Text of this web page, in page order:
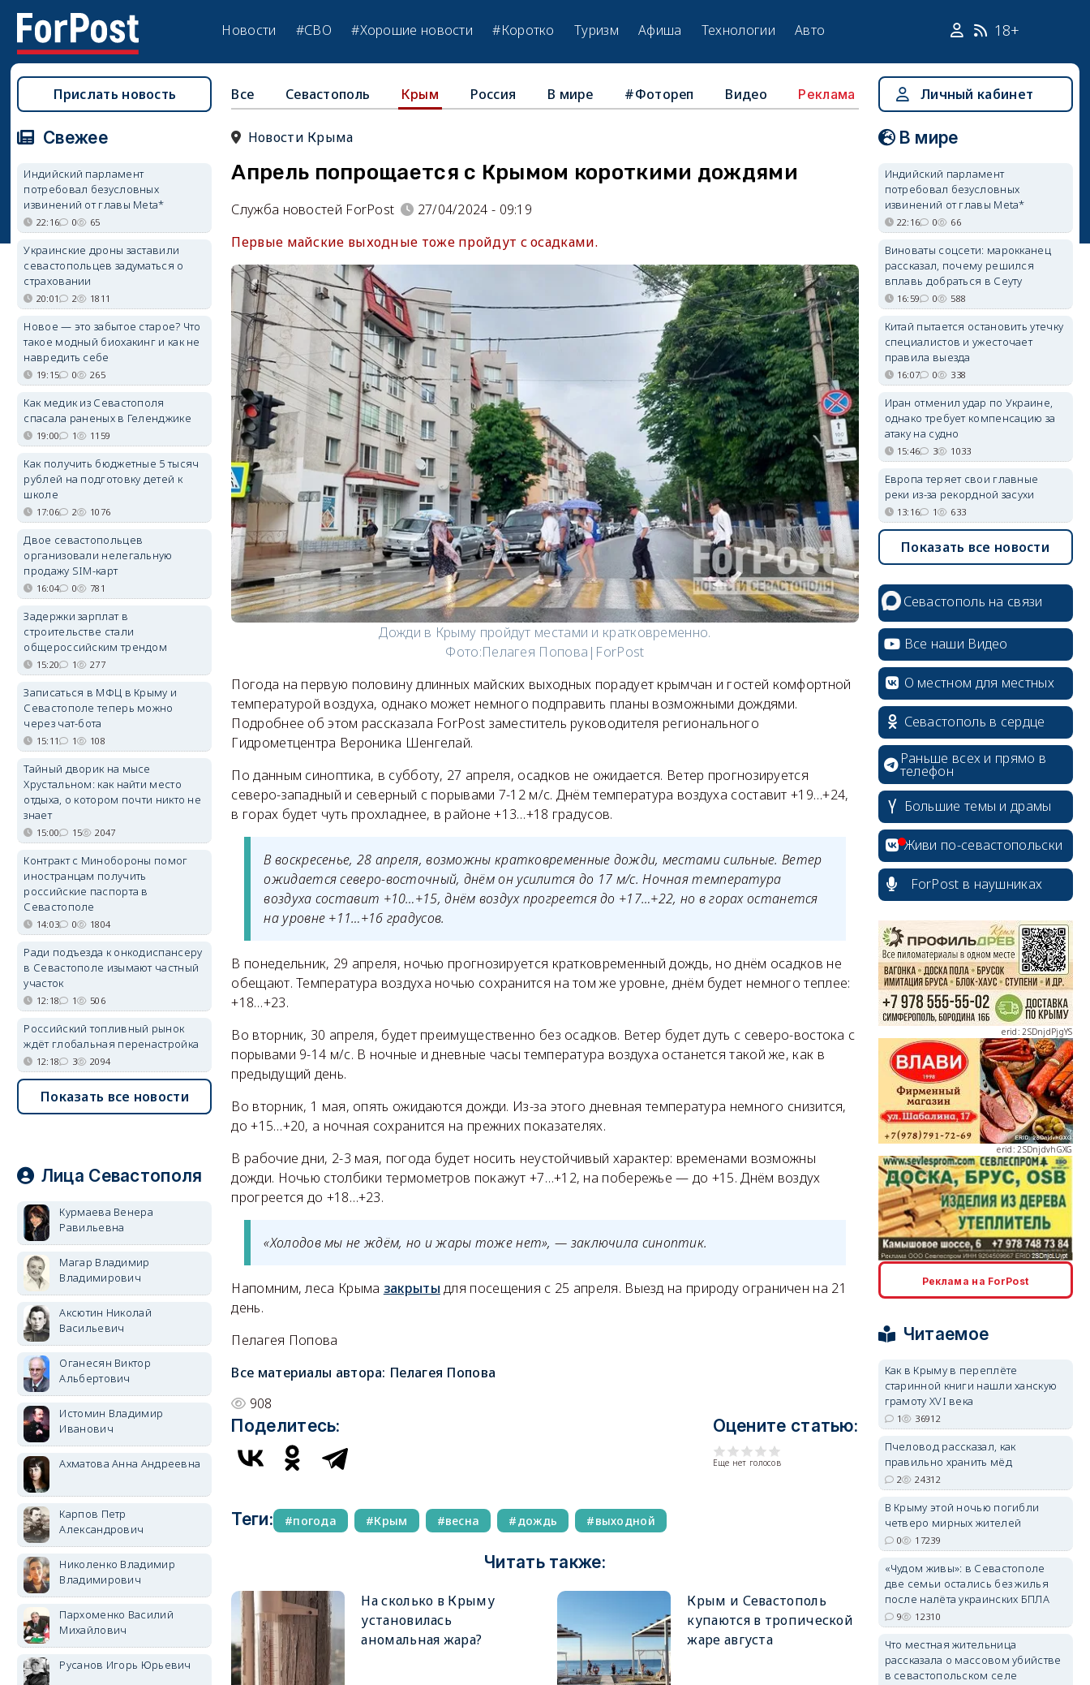
Новости #СВО #Хорошие новости #Коротко Туризм Афиша Технологии Авто 18+
Все Севастополь Крым Россия В мире #Фотореп Видео Реклама
Новости Крыма
Апрель попрощается с Крымом короткими дождями
Служба новостей ForPost
27/04/2024 - 09:19
Первые майские выходные тоже пройдут с осадками.
Дожди в Крыму пройдут местами и кратковременно.
Фото:Пелагея Попова|ForPost
Погода на первую половину длинных майских выходных порадует крымчан и гостей комфортной
температурой воздуха, однако может немного подправить планы возможными дождями.
Подробнее об этом рассказала ForPost заместитель руководителя регионального
Гидрометцентра Вероника Шенгелай.
По данным синоптика, в субботу, 27 апреля, осадков не ожидается. Ветер прогнозируется
северо-западный и северный с порывами 7-12 м/с. Днём температура воздуха составит +19…+24,
в горах будет чуть прохладнее, в районе +13…+18 градусов.
В воскресенье, 28 апреля, возможны кратковременные дожди, местами сильные. Ветер
ожидается северо-восточный, днём он усилится до 17 м/с. Ночная температура
воздуха составит +10…+15, днём воздух прогреется до +17…+22, но в горах останется
на уровне +11…+16 градусов.
В понедельник, 29 апреля, ночью прогнозируется кратковременный дождь, но днём осадков не
обещают. Температура воздуха ночью сохранится на том же уровне, днём будет немного теплее:
+18…+23.
Во вторник, 30 апреля, будет преимущественно без осадков. Ветер будет дуть с северо-востока с
порывами 9-14 м/с. В ночные и дневные часы температура воздуха останется такой же, как в
предыдущий день.
Во вторник, 1 мая, опять ожидаются дожди. Из-за этого дневная температура немного снизится,
до +15…+20, а ночная сохранится на прежних показателях.
В рабочие дни, 2-3 мая, погода будет носить неустойчивый характер: временами возможны
дожди. Ночью столбики термометров покажут +7…+12, на побережье — до +15. Днём воздух
прогреется до +18…+23.
«Холодов мы не ждём, но и жары тоже нет», — заключила синоптик.
Напомним, леса Крыма закрыты для посещения с 25 апреля. Выезд на природу ограничен на 21
день.
Пелагея Попова
Все материалы автора: Пелагея Попова
908
Поделитесь: Оцените статью:
Еще нет голосов
Теги: погода Крым весна дождь выходной
Читать также:
На сколько в Крыму
установилась
аномальная жара?
Крым и Севастополь
купаются в тропической
жаре августа
Прислать новость
Свежее
Индийский парламент
потребовал безусловных
извинений от главы Meta*
22:16 0 65
Украинские дроны заставили
севастопольцев задуматься о
страховании
20:01 2 1811
Новое — это забытое старое? Что
такое модный биохакинг и как не
навредить себе
19:15 0 265
Как медик из Севастополя
спасала раненых в Геленджике
19:00 1 1159
Как получить бюджетные 5 тысяч
рублей на подготовку детей к
школе
17:06 2 1076
Двое севастопольцев
организовали нелегальную
продажу SIM-карт
16:04 0 781
Задержки зарплат в
строительстве стали
общероссийским трендом
15:20 1 277
Записаться в МФЦ в Крыму и
Севастополе теперь можно
через чат-бота
15:11 1 108
Тайный дворик на мысе
Хрустальном: как найти место
отдыха, о котором почти никто не
знает
15:00 15 2047
Контракт с Минобороны помог
иностранцам получить
российские паспорта в
Севастополе
14:03 0 1804
Ради подъезда к онкодиспансеру
в Севастополе изымают частный
участок
12:18 1 506
Российский топливный рынок
ждёт глобальная перенастройка
12:18 3 2094
Показать все новости
Лица Севастополя
Курмаева Венера
Равильевна
Магар Владимир
Владимирович
Аксютин Николай
Васильевич
Оганесян Виктор
Альбертович
Истомин Владимир
Иванович
Ахматова Анна Андреевна
Карпов Петр
Александрович
Николенко Владимир
Владимирович
Пархоменко Василий
Михайлович
Русанов Игорь Юрьевич
Личный кабинет
В мире
Индийский парламент
потребовал безусловных
извинений от главы Meta*
22:16 0 66
Виноваты соцсети: марокканец
рассказал, почему решился
вплавь добраться в Сеуту
16:59 0 588
Китай пытается остановить утечку
специалистов и ужесточает
правила выезда
16:07 0 338
Иран отменил удар по Украине,
однако требует компенсацию за
атаку на судно
15:46 3 1033
Европа теряет свои главные
реки из-за рекордной засухи
13:16 1 633
Показать все новости
Севастополь на связи
Все наши Видео
О местном для местных
Севастополь в сердце
Раньше всех и прямо в
телефон
Большие темы и драмы
Живи по-севастопольски
ForPost в наушниках
erid: 2SDnjdPjgYS
erid: 2SDnjdvhGXG
erid: 2SDnjcLUypt
erid: 2SDnjcrDNw6
erid: 2SDnjdPjgYS
Реклама на ForPost
Читаемое
Как в Крыму в переплёте
старинной книги нашли ханскую
грамоту XVI века
1 36912
Пчеловод рассказал, как
правильно хранить мёд
2 24312
В Крыму этой ночью погибли
четверо мирных жителей
0 17239
«Чудом живы»: в Севастополе
две семьи остались без жилья
после налёта украинских БПЛА
9 12310
Что местная жительница
рассказала о массовом убийстве
в севастопольском селе